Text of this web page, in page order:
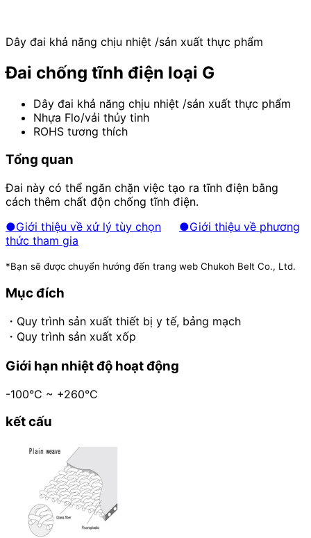
Dây đai khả năng chịu nhiệt /sản xuất thực phẩm
Đai chống tĩnh điện loại G
Dây đai khả năng chịu nhiệt /sản xuất thực phẩm
Nhựa Flo/vải thủy tinh
ROHS tương thích
Tổng quan
Đai này có thể ngăn chặn việc tạo ra tĩnh điện bằng
cách thêm chất độn chống tĩnh điện.
●Giới thiệu về xử lý tùy chọn
●Giới thiệu về phương
thức tham gia
*Bạn sẽ được chuyển hướng đến trang web Chukoh Belt Co., Ltd.
Mục đích
・Quy trình sản xuất thiết bị y tế, bảng mạch
・Quy trình sản xuất xốp
Giới hạn nhiệt độ hoạt động
-100°C ~ +260°C
kết cấu